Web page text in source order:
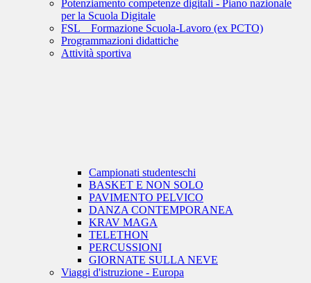
Potenziamento competenze digitali - Piano nazionale
per la Scuola Digitale
FSL _ Formazione Scuola-Lavoro (ex PCTO)
Programmazioni didattiche
Attività sportiva
Campionati studenteschi
BASKET E NON SOLO
PAVIMENTO PELVICO
DANZA CONTEMPORANEA
KRAV MAGA
TELETHON
PERCUSSIONI
GIORNATE SULLA NEVE
Viaggi d'istruzione - Europa